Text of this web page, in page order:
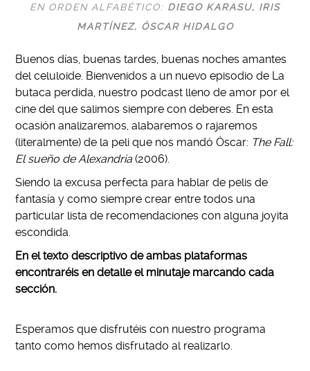
EN ORDEN ALFABÉTICO: DIEGO KARASU, IRIS
MARTÍNEZ, ÓSCAR HIDALGO
Buenos días, buenas tardes, buenas noches amantes
del celuloide. Bienvenidos a un nuevo episodio de La
butaca perdida, nuestro podcast lleno de amor por el
cine del que salimos siempre con deberes. En esta
ocasión analizaremos, alabaremos o rajaremos
(literalmente) de la peli que nos mandó Óscar: The Fall:
El sueño de Alexandria (2006).
Siendo la excusa perfecta para hablar de pelis de
fantasíay como siempre crear entre todos una
particular lista de recomendaciones con alguna joyita
escondida.
En eltexto descriptivo de ambas plataformas
encontraréis en detalle el minutaje marcando cada
sección.
Esperamos que disfrutéis con nuestro programa
tanto como hemos disfrutado al realizarlo.